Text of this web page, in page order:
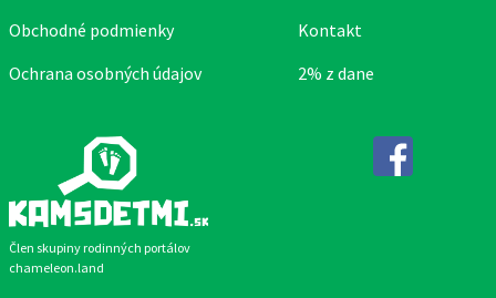
Člen skupiny rodinných portálov
chameleon.land
Obchodné podmienky
Ochrana osobných údajov
Kontakt
2% z dane